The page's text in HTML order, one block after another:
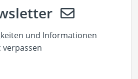
und Informationen